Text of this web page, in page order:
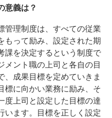
義は？
管理制度は、すべての従業
もって励み、設定された期
課を決定するという制度で
メント職の上司と各自の目
、成果目標を定めていきま
標に向かい業務に励み、そ
度上司と設定した目標の達
います。目標を正しく設定